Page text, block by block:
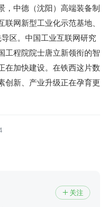
，中德（沈阳）高端装备制
网新型工业化示范基地、
区。中国工业互联网研究
工程院院士唐立新领衔的智
在加快建设。在铁西这片数
创新、产业升级正在孕育更
 关注